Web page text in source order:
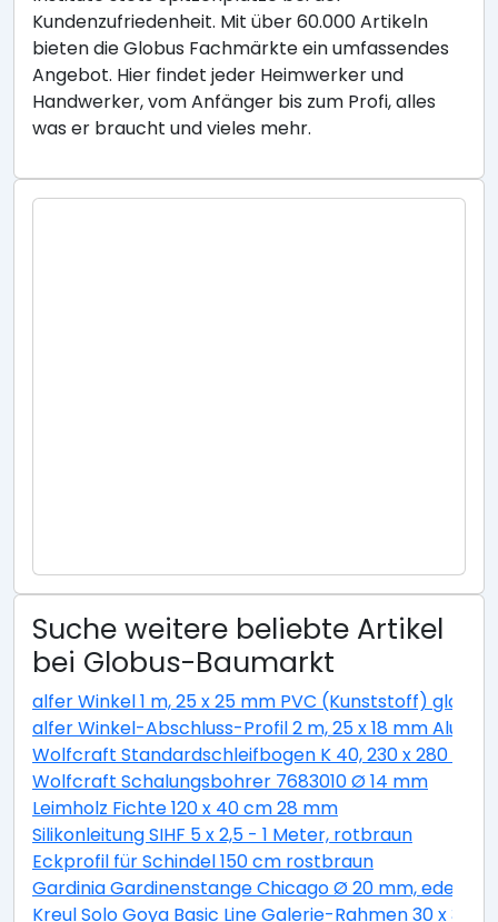
Kundenzufriedenheit. Mit über 60.000 Artikeln
bieten die Globus Fachmärkte ein umfassendes
Angebot. Hier findet jeder Heimwerker und
Handwerker, vom Anfänger bis zum Profi, alles
was er braucht und vieles mehr.
Suche weitere beliebte Artikel
bei Globus-Baumarkt
alfer Winkel 1 m, 25 x 25 mm PVC (Kunststoff) glatt
alfer Winkel-Abschluss-Profil 2 m, 25 x 18 mm
Wolfcraft Standardschleifbogen K 40, 230 x 280 cm
Wolfcraft Schalungsbohrer 7683010 Ø 14 mm
Leimholz Fichte 120 x 40 cm 28 mm
Silikonleitung SIHF 5 x 2,5 - 1 Meter, rotbraun
Eckprofil für Schindel 150 cm rostbraun
Gardinia Gardinenstange Chicago Ø 20 mm,
Kreul Solo Goya Basic Line Galerie-Rahmen 30 x 30